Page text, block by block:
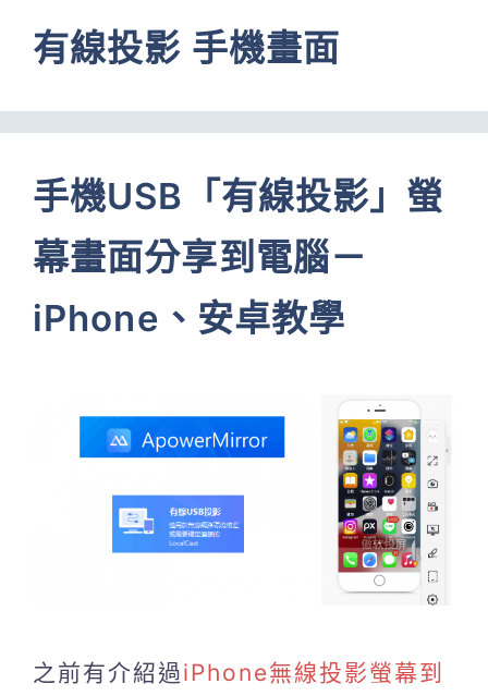
有線投影 手機畫面
手機USB「有線投影」螢
幕畫面分享到電腦－
iPhone、安卓教學
之前有介紹過iPhone無線投影螢幕到